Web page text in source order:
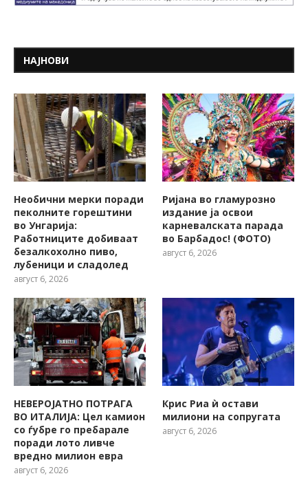
НАЈНОВИ
Необични мерки поради
пеколните горештини
во Унгарија:
Работниците добиваат
безалкохолно пиво,
лубеници и сладолед
август 6, 2026
Ријана во гламурозно
издание ја освои
карневалската парада
во Барбадос! (ФОТО)
август 6, 2026
НЕВЕРОЈАТНО ПОТРАГА
ВО ИТАЛИЈА: Цел камион
со ѓубре го пребарале
поради лото ливче
вредно милион евра
август 6, 2026
Крис Риа ѝ остави
милиони на сопругата
август 6, 2026